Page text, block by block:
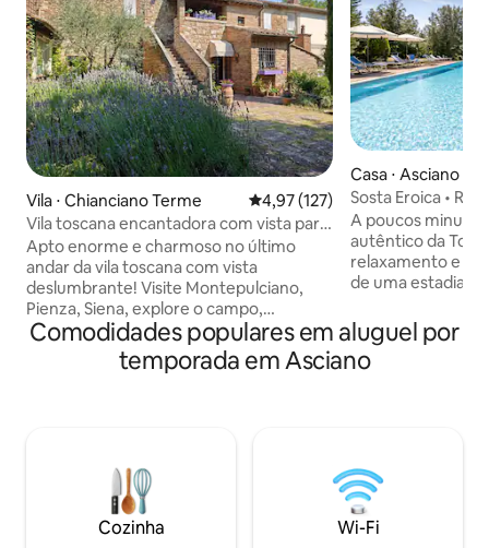
Vila ⋅ Chianciano Terme 4,97 de uma avaliação média de
4,97 (127)
Vila toscana encantadora com vista para
família e amigos
Apto enorme e charmoso no último
andar da vila toscana com vista
deslumbrante! Visite Montepulciano,
Pienza, Siena, explore o campo,
vinhedos e fontes termais, caminhadas
ou e-bike, passeando ou dirigindo! Duas
suítes espaçosas com camas de alta
visitas e degustações na vinícola, aulas
de culinária e jantares privados. NOVA
banheira quente de frente para o topo
verde da colina! Experimente a Toscana
Casa ⋅ Asciano
Sosta Eroica •
panorâmica e
A poucos
autêntico da
relaxamento e
de uma estadia
Montalcino e
situada em uma
colinas, ciprestes
curtir a Toscana
e, no final do dia,
piscina.
Comodidades populares em aluguel por
temporada em Asciano
Cozinha Wi-Fi